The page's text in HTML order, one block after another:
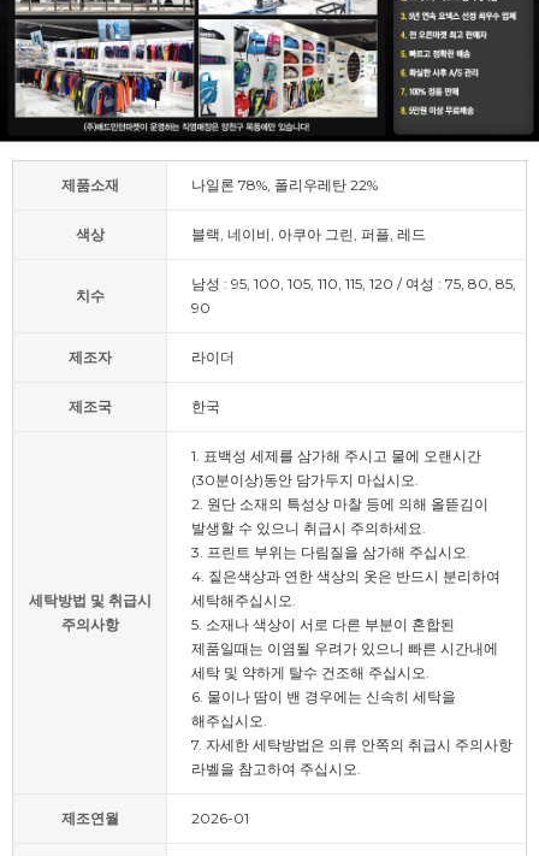
제품소재 나일론 78%, 폴리우레탄 22%
색상 블랙, 네이비, 아쿠아 그린, 퍼플, 레드
치수
남성 : 95, 100, 105, 110, 115, 120 / 여성 : 75, 80, 85,
90
제조자 라이더
제조국 한국
세탁방법 및 취급시
주의사항
1. 표백성 세제를 삼가해 주시고 물에 오랜시간
(30분이상)동안 담가두지 마십시오.
2. 원단 소재의 특성상 마찰 등에 의해 올뜯김이
발생할 수 있으니 취급시 주의하세요.
3. 프린트 부위는 다림질을 삼가해 주십시오.
4. 짙은색상과 연한 색상의 옷은 반드시 분리하여
세탁해주십시오.
5. 소재나 색상이 서로 다른 부분이 혼합된
제품일때는 이염될 우려가 있으니 빠른 시간내에
세탁 및 약하게 탈수 건조해 주십시오.
6. 물이나 땀이 밴 경우에는 신속히 세탁을
해주십시오.
7. 자세한 세탁방법은 의류 안쪽의 취급시 주의사항
라벨을 참고하여 주십시오.
제조연월 2026-01